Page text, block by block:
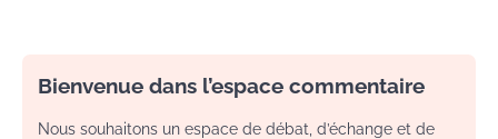
Bienvenue dans l’espace commentaire
Nous souhaitons un espace de débat, d’échange et de